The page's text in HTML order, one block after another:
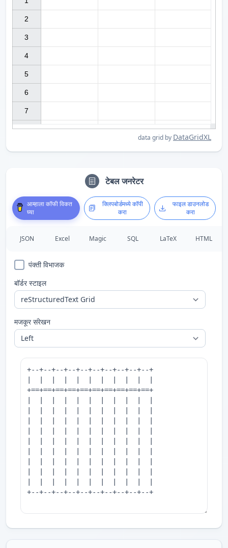
data grid by DataGridXL
2
3
4
5
6
7
टेबल जनरेटर
आम्हाला कॉफी विकत
घ्या
क्लिपबोर्डमध्ये कॉपी
करा
फाइल डाउनलोड
करा
JSON Excel Magic SQL LaTeX HTML
पंक्ती विभाजक
बॉर्डर स्टाइल
मजकूर संरेखन